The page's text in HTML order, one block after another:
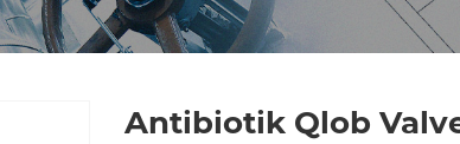
Antibiotik Qlob